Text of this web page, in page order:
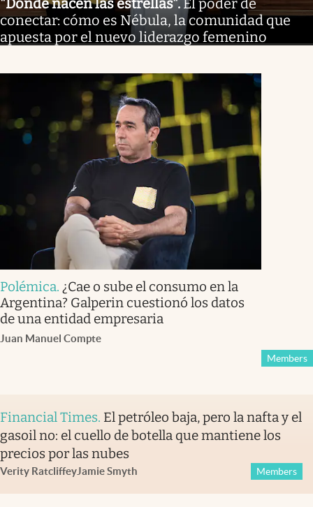
conectar: cómo es Nébula, la comunidad que
apuesta por el nuevo liderazgo femenino
Polémica. ¿Cae o sube el consumo en la
Argentina? Galperin cuestionó los datos
de una entidad empresaria
Juan Manuel Compte
Members
Financial Times. El petróleo baja, pero la nafta y el
gasoil no: el cuello de botella que mantiene los
precios por las nubes
Verity RatcliffeyJamie Smyth Members